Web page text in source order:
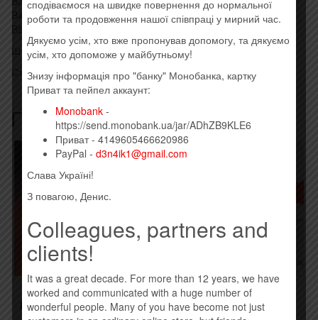
B4 Nothing 4:13
B5 Pimpf 4:57
Штрихкод: 0889853367313
Стиль: Synth-pop
Похожие товары
ПЕТР ЧЕРНЯВСКИЙ –
PETER AND THE WOLVES
EP (2015)
ТИМУР РОДРИГЕЗ –
НОВЫЙ МИР (CD+DVD)
(2015)
сподіваємося на швидке повернення до нормальної
роботи та продовження нашої співпраці у мирний час.
Дякуємо усім, хто вже пропонував допомогу, та дякуємо
усім, хто допоможе у майбутньому!
Знизу інформація про "банку" Монобанка, картку
Приват та пейпел аккаунт:
Monobank -
https://send.monobank.ua/jar/ADhZB9KLE6
Приват - 4149605466620986
PayPal - d3n4ik1@gmail.com
Слава Україні!
З повагою, Денис.
Colleagues, partners and
clients!
It was a great decade. For more than 12 years, we have
worked and communicated with a huge number of
wonderful people. Many of you have become not just